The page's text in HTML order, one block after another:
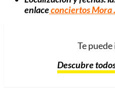
enlaceconciertos Mora.
Te
Descubre